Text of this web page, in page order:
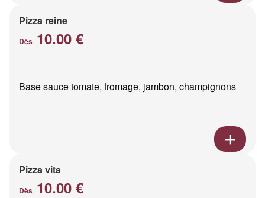
Pizza reine
Dès 10.00 €
Base sauce tomate, fromage, jambon, champignons
Pizza vita
Dès 10.00 €